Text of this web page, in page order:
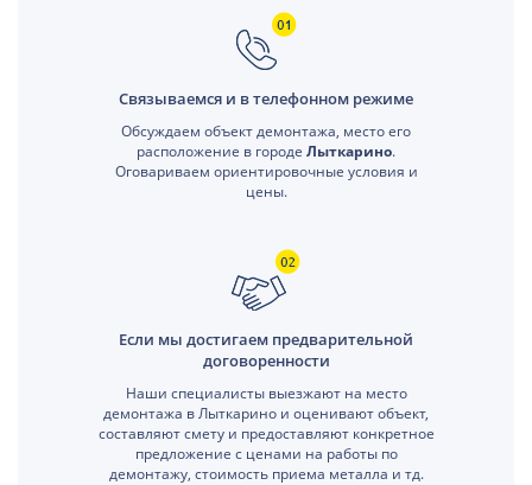
Связываемся и в телефонном режиме
Обсуждаем объект демонтажа, место его
расположение в городе Лыткарино.
Оговариваем ориентировочные условия и
цены.
Если мы достигаем предварительной
договоренности
Наши специалисты выезжают на место
демонтажа в Лыткарино и оценивают объект,
составляют смету и предоставляют конкретное
предложение с ценами на работы по
демонтажу, стоимость приема металла и тд.